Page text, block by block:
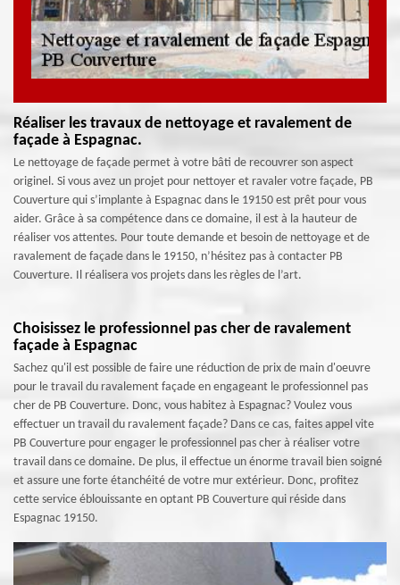
Réaliser les travaux de nettoyage et ravalement de
façade à Espagnac.
Le nettoyage de façade permet à votre bâti de recouvrer son aspect
originel. Si vous avez un projet pour nettoyer et ravaler votre façade, PB
Couverture qui s’implante à Espagnac dans le 19150 est prêt pour vous
aider. Grâce à sa compétence dans ce domaine, il est à la hauteur de
réaliser vos attentes. Pour toute demande et besoin de nettoyage et de
ravalement de façade dans le 19150, n’hésitez pas à contacter PB
Couverture. Il réalisera vos projets dans les règles de l’art.
Choisissez le professionnel pas cher de ravalement
façade à Espagnac
Sachez qu'il est possible de faire une réduction de prix de main d'oeuvre
pour le travail du ravalement façade en engageant le professionnel pas
cher de PB Couverture. Donc, vous habitez à Espagnac? Voulez vous
effectuer un travail du ravalement façade? Dans ce cas, faites appel vite
PB Couverture pour engager le professionnel pas cher à réaliser votre
travail dans ce domaine. De plus, il effectue un énorme travail bien soigné
et assure une forte étanchéité de votre mur extérieur. Donc, profitez
cette service éblouissante en optant PB Couverture qui réside dans
Espagnac 19150.